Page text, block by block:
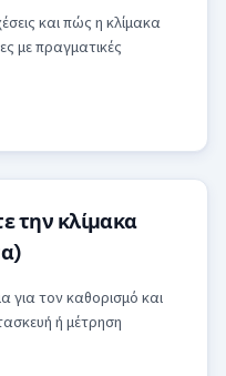
και πώς η κλίμακα
με πραγματικές
την κλίμακα
για τον καθορισμό και
ή μέτρηση